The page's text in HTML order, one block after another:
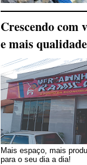
Crescendo com
e mais
Mais espaço, mais
para o seu dia a dia!